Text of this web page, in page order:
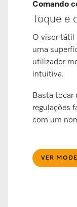
Comando
Toque
O visor tátil
uma
utilizador
intuitiva.
Basta tocar
regulações
com um
VER